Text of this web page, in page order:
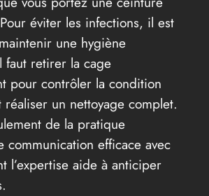
éviter les infections, il est
une hygiène
faut retirer la cage
pour contrôler la condition
un nettoyage complet.
de la pratique
communication efficace avec
l’expertise aide à anticiper